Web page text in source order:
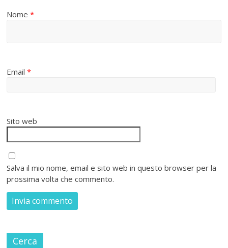
Nome*
Email*
Sito web
Salva il mio nome, email e sito web in questo browser per la
prossima volta che commento.
Cerca